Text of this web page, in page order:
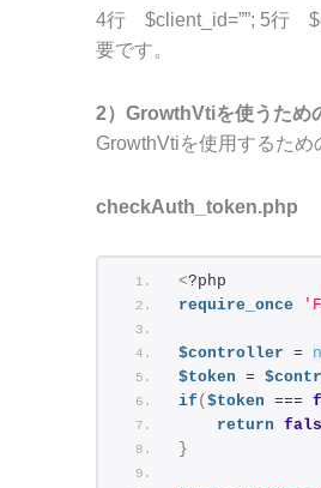
$result =
$controller
else
{
throw
new
4行 $client_id=””; 5行
要です。
2）GrowthVtiを使うため
GrowthVtiを使用するた
checkAuth_token.php
<?php
require_once
$controller =
$token =
if ( $token ===
return
}